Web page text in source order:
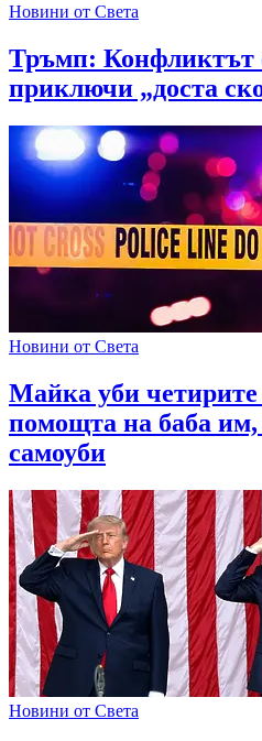
Новини от Света
Тръмп: Конфликтът
приключи „доста
Новини от Света
Майка уби четирите
помощта на баба им,
самоуби
Новини от Света